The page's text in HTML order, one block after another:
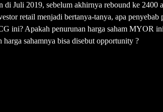
di Juli 2019, sebelum akhirnya rebound ke 2400
retail menjadi bertanya-tanya, apa penyebab
ini? Apakah penurunan harga saham MYOR
sahamnya bisa disebut opportunity ?